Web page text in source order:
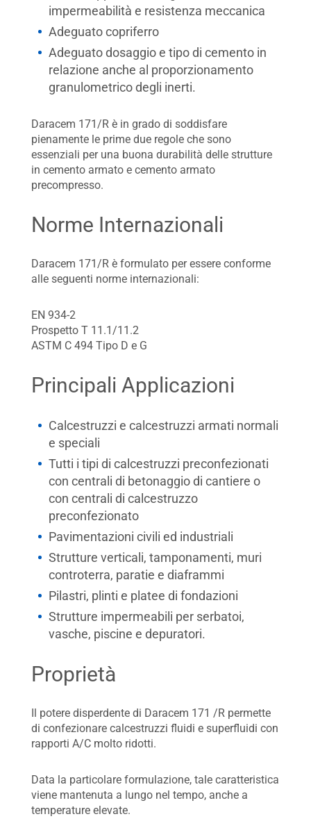
impermeabilità e resistenza meccanica
Adeguato copriferro
Adeguato dosaggio e tipo di cemento in
relazione anche al proporzionamento
granulometrico degli inerti.
Daracem 171/R è in grado di soddisfare
pienamente le prime due regole che sono
essenziali per una buona durabilità delle strutture
in cemento armato e cemento armato
precompresso.
Norme Internazionali
Daracem 171/R è formulato per essere conforme
alle seguenti norme internazionali:
EN 934-2
Prospetto T 11.1/11.2
ASTM C 494 Tipo D e G
Principali Applicazioni
Calcestruzzi e calcestruzzi armati normali
e speciali
Tutti i tipi di calcestruzzi preconfezionati
con centrali di betonaggio di cantiere o
con centrali di calcestruzzo
preconfezionato
Pavimentazioni civili ed industriali
Strutture verticali, tamponamenti, muri
controterra, paratie e diaframmi
Pilastri, plinti e platee di fondazioni
Strutture impermeabili per serbatoi,
vasche, piscine e depuratori.
Proprietà
Il potere disperdente di Daracem 171 /R permette
di confezionare calcestruzzi fluidi e superfluidi con
rapporti A/C molto ridotti.
Data la particolare formulazione, tale caratteristica
viene mantenuta a lungo nel tempo, anche a
temperature elevate.